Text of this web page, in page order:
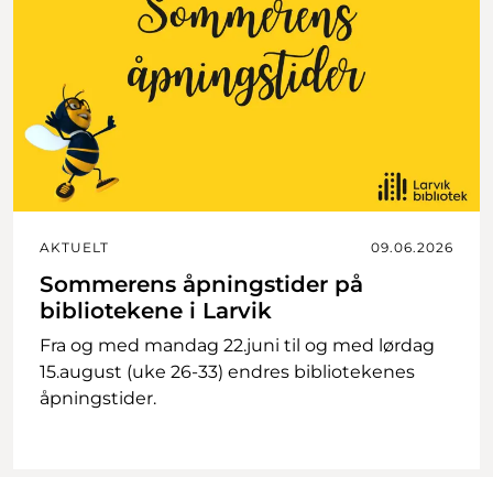
AKTUELT 09.06.2026
Sommerens åpningstider på
bibliotekene i Larvik
Fra og med mandag 22.juni til og med lørdag
15.august (uke 26-33) endres bibliotekenes
åpningstider.